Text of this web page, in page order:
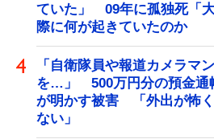
ていた」 09年に孤独死「
際に何が起きていたのか
「自衛隊員や報道カメラマ
を…」 500万円分の預金通
が明かす被害 「外出が怖
ない」